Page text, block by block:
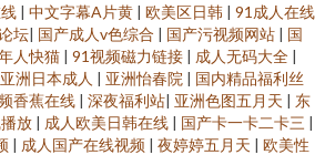
| 中文字幕A片黄 | 欧美区日韩 | 91成人在线
坛| 国产成人v色综合 | 国产污视频网站 | 国
人快猫 | 91视频磁力链接 | 成人无码大全 |
亚洲日本成人 | 亚洲怡春院 | 国内精品福利丝
香蕉在线 | 深夜福利站| 亚洲色图五月天 | 东
放 | 成人欧美日韩在线 | 国产卡一卡二卡三 |
| 成人国产在线视频 | 夜婷婷五月天 | 欧美性